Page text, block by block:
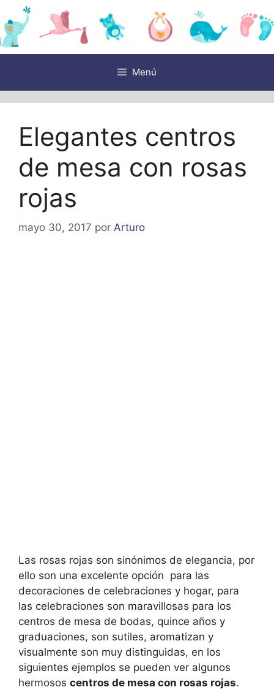
Saltar
al
contenido
Menú
Elegantes centros
de mesa con rosas
rojas
mayo 30, 2017 por Arturo
Las rosas rojas son sinónimos de elegancia, por
ello son una excelente opción para las
decoraciones de celebraciones y hogar, para
las celebraciones son maravillosas para los
centros de mesa de bodas, quince años y
graduaciones, son sutiles, aromatizan y
visualmente son muy distinguidas, en los
siguientes ejemplos se pueden ver algunos
hermosos centros de mesa con rosas rojas.